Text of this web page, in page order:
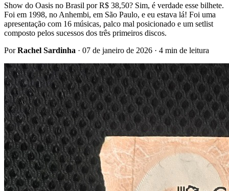
Show do Oasis no Brasil por R$ 38,50? Sim, é verdade esse bilhete.
Foi em 1998, no Anhembi, em São Paulo, e eu estava lá! Foi uma
apresentação com 16 músicas, palco mal posicionado e um setlist
composto pelos sucessos dos três primeiros discos.
PorRachel Sardinha · 07 de janeiro de 2026 · 4 min de leitura